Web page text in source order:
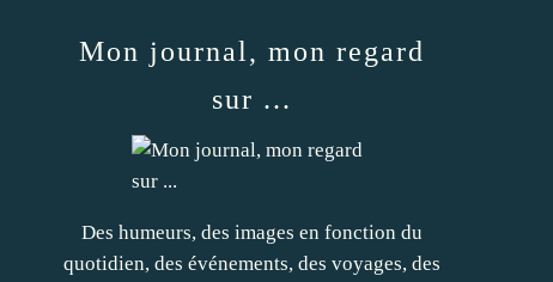
Mon journal, mon regard
sur ...
Des humeurs, des images en fonction du
quotidien, des événements, des voyages, des